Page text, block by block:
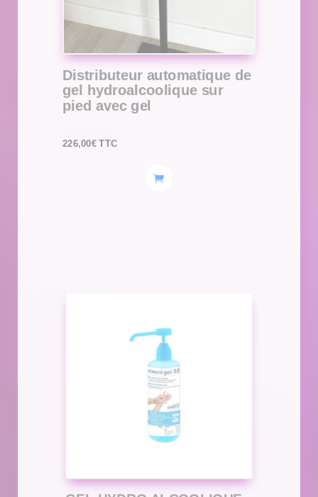
Distributeur automatique de
gel hydroalcoolique sur
pied avec gel
226,00€ TTC